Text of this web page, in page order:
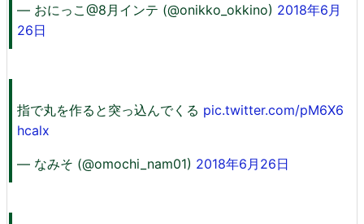
— おにっこ@8月インテ (@onikko_okkino) 2018年6月
26日
指で丸を作ると突っ込んでくる pic.twitter.com/pM6X6
hcalx
— なみそ (@omochi_nam01) 2018年6月26日